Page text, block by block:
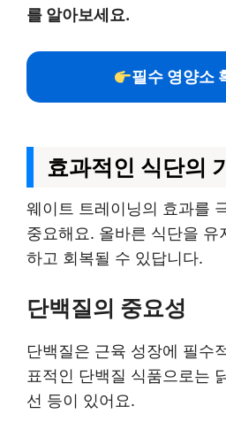
를 알아보세요.
필수 영양소
효과적인 식단의
웨이트 트레이닝의 효과를
중요해요. 올바른 식단을 유
하고 회복될 수 있답니다.
단백질의 중요성
단백질은 근육 성장에 필수
표적인 단백질 식품으로는
선 등이 있어요.